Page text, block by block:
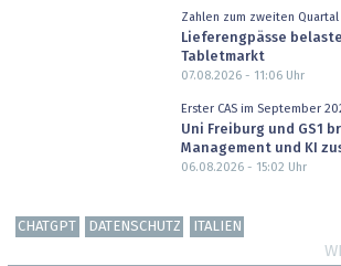
Zahlen zum zweiten Quartal
Lieferengpässe
Tabletmarkt
07.08.2026 - 11:06Uhr
Erster CAS im September
Uni Freiburg und GS1
Management und KI
06.08.2026 - 15:02 Uhr
CHATGPT DATENSCHUTZ ITALIEN